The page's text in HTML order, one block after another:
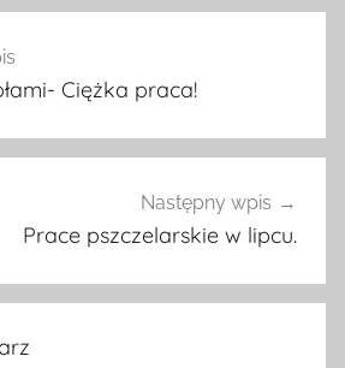
Ciężka praca!
Następny wpis
Prace pszczelarskie w lipcu.